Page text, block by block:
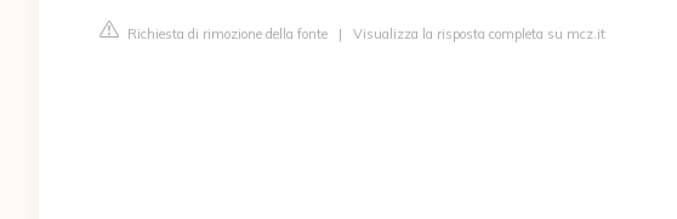
Richiesta di rimozione della fonte | Visualizza la risposta completa su mcz.it